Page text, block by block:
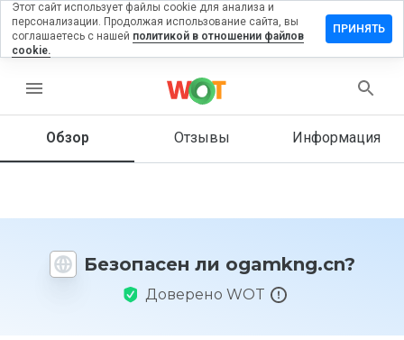
menu
Обзор Отзывы Информация
Безопасен ли ogamkng.cn?
Доверено WOT
на
Как бы
этот
1 до 5?
Этот сайт использует файлы cookie для анализа и
персонализации. Продолжая использование сайта, вы
соглашаетесь с нашей политикой в отношении файлов
cookie.
ПРИНЯТЬ